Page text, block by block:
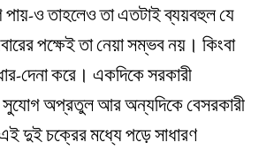
পায়-ও তাহলেও তা এতটাই ব্যয়বহুল যে
পক্ষেই তা নেয়া সম্ভব নয়। কিংবা
দেনা করে। একদিকে সরকারী
সুযোগ অপ্রতুল আর অন্যদিকে বেসরকারী
দুই চক্রের মধ্যে পড়ে সাধারণ